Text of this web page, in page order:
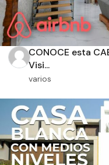
CONOCE esta
Visi...
varios
m2 de construcción
m2 de terreno